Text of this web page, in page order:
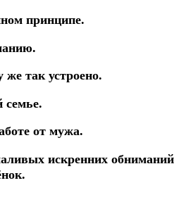
принципе.
так устроено.
семье.
от мужа.
искренних обниманий